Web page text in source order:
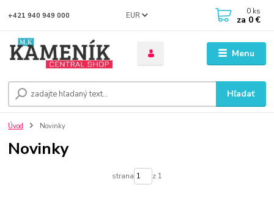
Menu
EUR
Hľadať
+421 940 949 000 0 ks
za 0 €
Úvod Novinky
Novinky
strana z 1